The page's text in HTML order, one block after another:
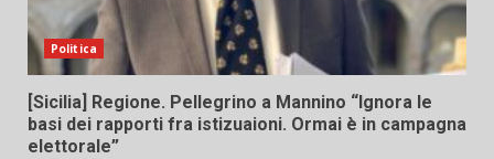
Politica
[Sicilia] Regione. Pellegrino a Mannino “Ignora le
basi dei rapporti fra istizuaioni. Ormai è in campagna
elettorale”